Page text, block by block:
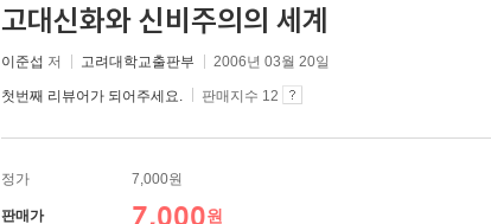
고대신화와 신비주의의 세계
이준섭 저 고려대학교출판부 2006년 03월 20일
첫번째 리뷰어가 되어주세요. 판매지수 12
정가 7,000원
판매가 7,000원